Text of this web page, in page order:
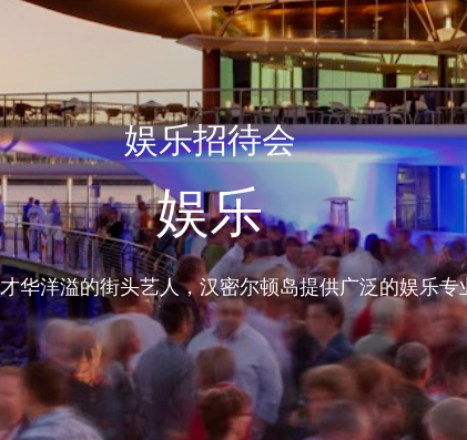
娱乐招待会
娱乐
华洋溢的街头艺人，汉密尔顿岛提供广泛的娱乐专